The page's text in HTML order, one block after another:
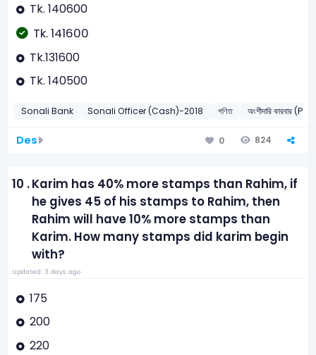
Tk. 140600
Tk. 141600
Tk.131600
Tk. 140500
Sonali Bank Sonali Officer (Cash)-2018 গণিত অংশীদারি কারবার
Des 0 824
10 .Karim has 40% more stamps than Rahim, if
he gives 45 of his stamps to Rahim, then
Rahim will have 10% more stamps than
Karim. How many stamps did karim begin
with?
Updated: 3 days ago
175
200
220